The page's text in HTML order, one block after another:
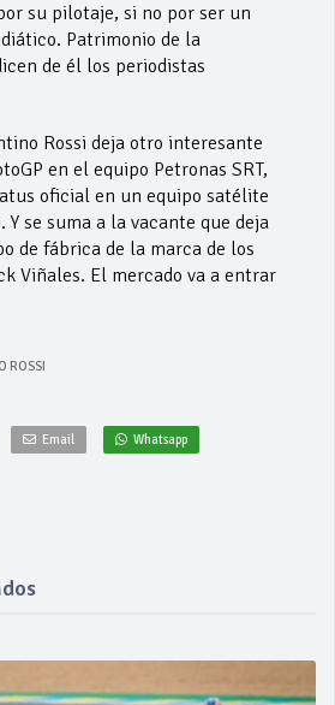
su pilotaje, si no por ser un
Patrimonio de la
de él los periodistas
Rossi deja otro interesante
en el equipo Petronas SRT,
oficial en un equipo satélite
Y se suma a la vacante que deja
de fábrica de la marca de los
Viñales. El mercado va a entrar
ROSSI
Email Whatsapp